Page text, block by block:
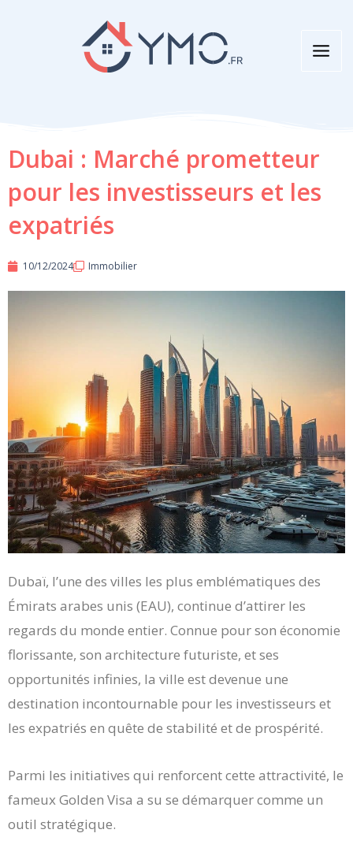
Dubai : Marché prometteur
pour les investisseurs et les
expatriés
10/12/2024 Immobilier
Dubaï, l’une des villes les plus emblématiques des
Émirats arabes unis (EAU), continue d’attirer les
regards du monde entier. Connue pour son économie
florissante, son architecture futuriste, et ses
opportunités infinies, la ville est devenue une
destination incontournable pour les investisseurs et
les expatriés en quête de stabilité et de prospérité.
Parmi les initiatives qui renforcent cette attractivité, le
fameux Golden Visa a su se démarquer comme un
outil stratégique.